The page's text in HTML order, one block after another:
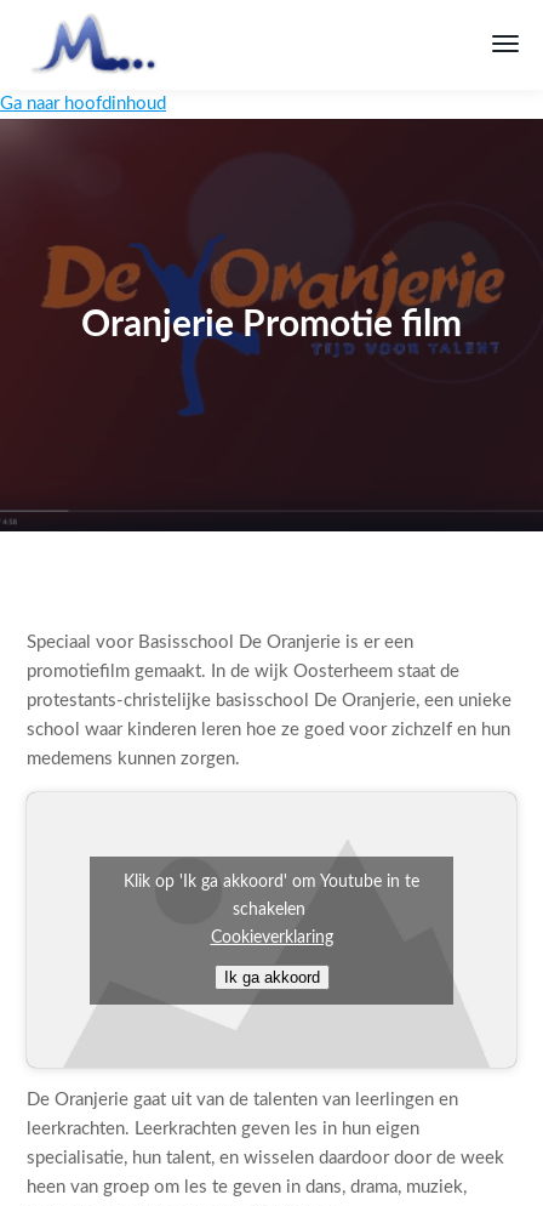
Ga naar hoofdinhoud
Oranjerie Promotie film
Speciaal voor Basisschool De Oranjerie is er een
promotiefilm gemaakt. In de wijk Oosterheem staat de
protestants-christelijke basisschool De Oranjerie, een unieke
school waar kinderen leren hoe ze goed voor zichzelf en hun
medemens kunnen zorgen.
Klik op 'Ik ga akkoord' om Youtube in te
schakelen
Cookieverklaring
Ik ga akkoord
De Oranjerie gaat uit van de talenten van leerlingen en
leerkrachten. Leerkrachten geven les in hun eigen
specialisatie, hun talent, en wisselen daardoor door de week
heen van groep om les te geven in dans, drama, muziek,